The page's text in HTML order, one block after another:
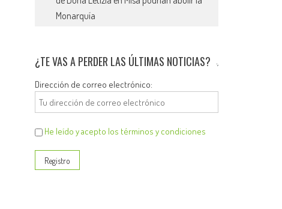
Monarquía
¿TE VAS A PERDER LAS ÚLTIMAS NOTICIAS?
Dirección de correo electrónico:
He leído y acepto los términos y condiciones